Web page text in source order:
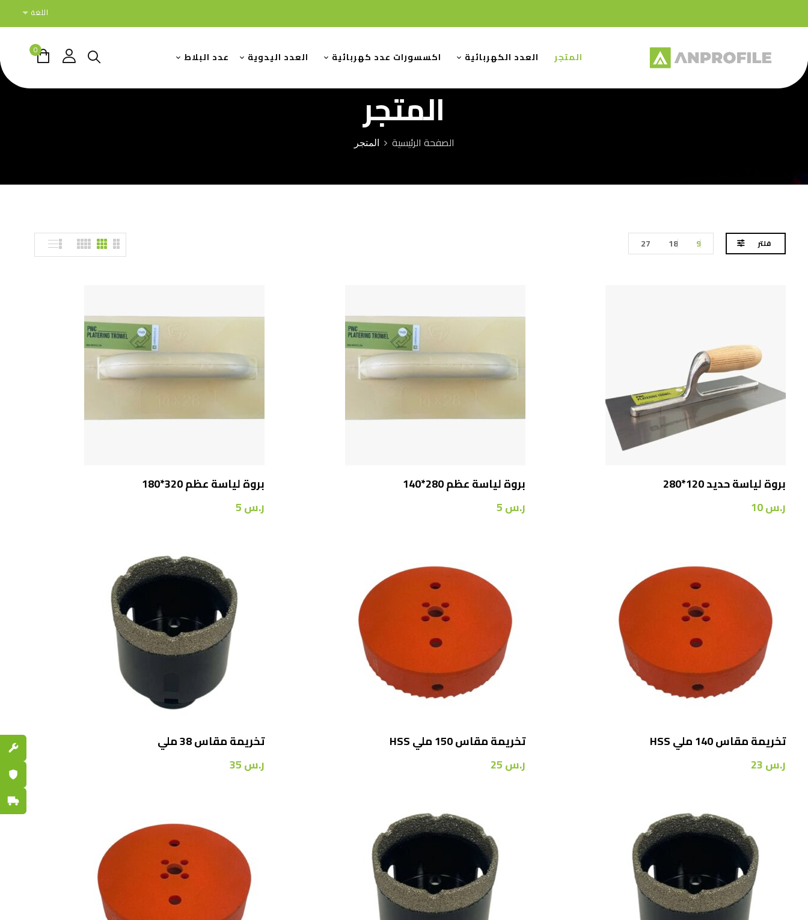
اللغة
المتجر العدد الكهربائية اكسسورات عدد كهربائية العدد اليدوية عدد البلاط 0
المتجر
الصفحة الرئيسية المتجر
فلتر 9
18
27
بروة لياسة حديد 120*280
ر.س10
بروة لياسة عظم 280*140
ر.س5
بروة لياسة عظم 320*180
ر.س5
تخريمة مقاس 140 ملي HSS
ر.س23
تخريمة مقاس 150 ملي HSS
ر.س25
تخريمة مقاس 38 ملي
ر.س35
قطع
ضمان